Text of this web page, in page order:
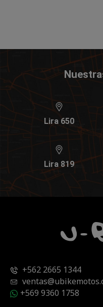
Lira 650
Lira 819
+562 2665 1344
+569 9360 1758